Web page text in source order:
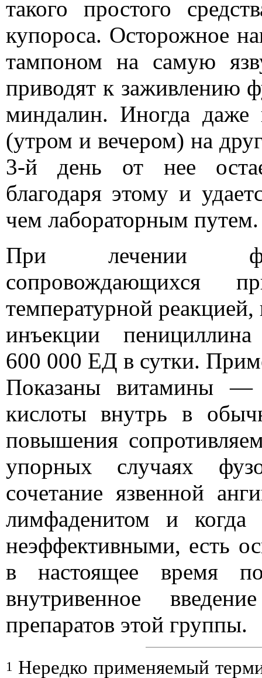
такого простого
купороса. Осторожное
тампоном на самую
приводят к заживлению
миндалин. Иногда даже
(утром и вечером) на
3-й день от нее
благодаря этому и
чем лабораторным путем.
При лечении
сопровождающихся
температурной
инъекции
600 000 ЕД в сутки.
Показаны витамины —
кислоты внутрь в
повышения
упорных случаях
сочетание язвенной
лимфаденитом и когда
неэффективными, есть
в настоящее время
внутривенное
препаратов этой группы.
1 Нередко применяемый